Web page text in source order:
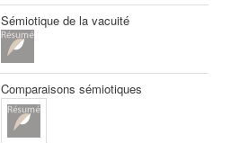
Sémiotique de la vacuité
Comparaisons sémiotiques